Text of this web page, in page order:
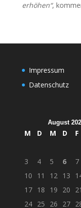
erhöhen“,
Impressum
Datenschutz
August
M D M D F
3
4 5 6 7
10
11 12 13
17 18 19 20 21
24 25 26 27